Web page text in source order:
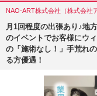
NAO-ART株式会社（株式会社
月1回程度の出張あり♪地
のイベントでお客様にウ
の「施術なし！」手荒れ
る方優遇！